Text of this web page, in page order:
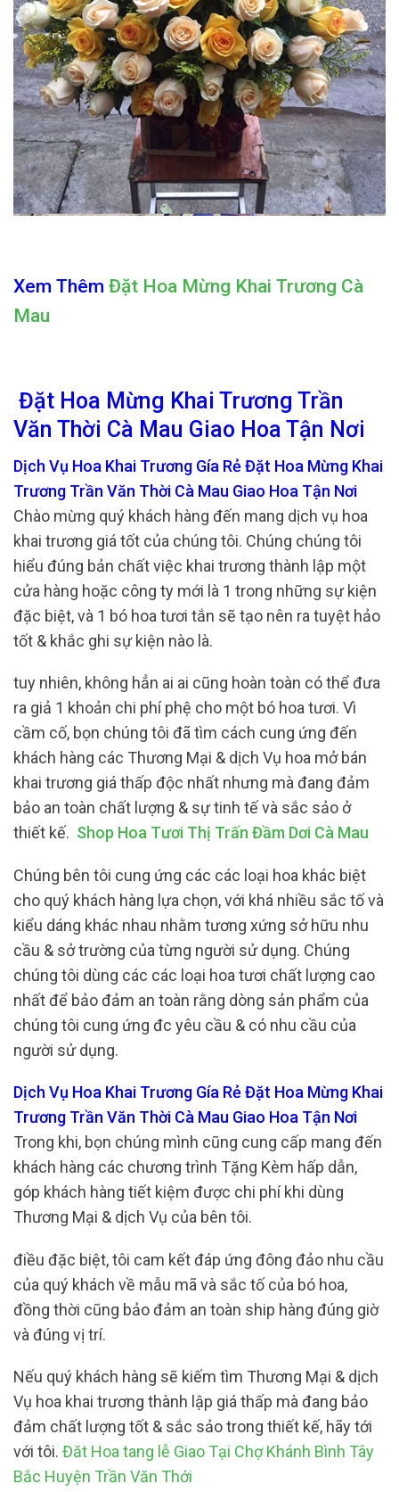
Xem Thêm Đặt Hoa Mừng Khai Trương Cà
Mau
Đặt Hoa Mừng Khai Trương Trần
Văn Thời Cà Mau Giao Hoa Tận Nơi
Dịch Vụ Hoa Khai Trương Gía Rẻ Đặt Hoa Mừng Khai
Trương Trần Văn Thời Cà Mau Giao Hoa Tận Nơi
Chào mừng quý khách hàng đến mang dịch vụ hoa
khai trương giá tốt của chúng tôi. Chúng chúng tôi
hiểu đúng bản chất việc khai trương thành lập một
cửa hàng hoặc công ty mới là 1 trong những sự kiện
đặc biệt, và 1 bó hoa tươi tắn sẽ tạo nên ra tuyệt hảo
tốt & khắc ghi sự kiện nào là.
tuy nhiên, không hẳn ai ai cũng hoàn toàn có thể đưa
ra giả 1 khoản chi phí phệ cho một bó hoa tươi. Vì
cầm cố, bọn chúng tôi đã tìm cách cung ứng đến
khách hàng các Thương Mại & dịch Vụ hoa mở bán
khai trương giá thấp độc nhất nhưng mà đang đảm
bảo an toàn chất lượng & sự tinh tế và sắc sảo ở
thiết kế. Shop Hoa Tươi Thị Trấn Đầm Dơi Cà Mau
Chúng bên tôi cung ứng các các loại hoa khác biệt
cho quý khách hàng lựa chọn, với khá nhiều sắc tố và
kiểu dáng khác nhau nhằm tương xứng sở hữu nhu
cầu & sở trường của từng người sử dụng. Chúng
chúng tôi dùng các các loại hoa tươi chất lượng cao
nhất để bảo đảm an toàn rằng dòng sản phẩm của
chúng tôi cung ứng đc yêu cầu & có nhu cầu của
người sử dụng.
Dịch Vụ Hoa Khai Trương Gía Rẻ Đặt Hoa Mừng Khai
Trương Trần Văn Thời Cà Mau Giao Hoa Tận Nơi
Trong khi, bọn chúng mình cũng cung cấp mang đến
khách hàng các chương trình Tặng Kèm hấp dẫn,
góp khách hàng tiết kiệm được chi phí khi dùng
Thương Mại & dịch Vụ của bên tôi.
điều đặc biệt, tôi cam kết đáp ứng đông đảo nhu cầu
của quý khách về mẫu mã và sắc tố của bó hoa,
đồng thời cũng bảo đảm an toàn ship hàng đúng giờ
và đúng vị trí.
Nếu quý khách hàng sẽ kiếm tìm Thương Mại & dịch
Vụ hoa khai trương thành lập giá thấp mà đang bảo
đảm chất lượng tốt & sắc sảo trong thiết kế, hãy tới
với tôi. Đăt Hoa tang lễ Giao Tại Chợ Khánh Bình Tây
Bắc Huyện Trần Văn Thới